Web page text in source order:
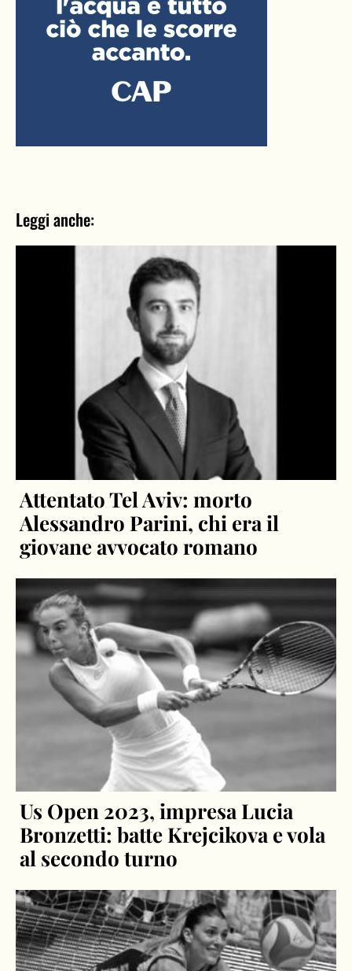
Leggi anche:
Attentato Tel Aviv: morto
Alessandro Parini, chi era il
giovane avvocato romano
Us Open 2023, impresa Lucia
Bronzetti: batte Krejcikova e vola
al secondo turno